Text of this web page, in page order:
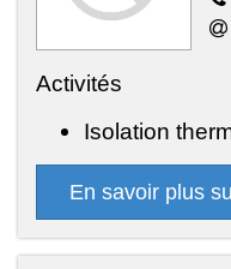
Activités
Isolation
En savoir plus